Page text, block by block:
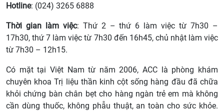
Hotline: (024) 3265 6888
Thời gian làm việc: Thứ 2 – thứ 6 làm việc từ 7h30 –
17h30, thứ 7 làm việc từ 7h30 đến 16h45, chủ nhật làm việc
từ 7h30 – 12h15.
Có mặt tại Việt Nam từ năm 2006, ACC là phòng khám
chuyên khoa Trị liệu thần kinh cột sống hàng đầu đã chữa
khỏi chứng bàn chân bẹt cho hàng ngàn trẻ em mà không
cần dùng thuốc, không phẫu thuật, an toàn cho sức khỏe.